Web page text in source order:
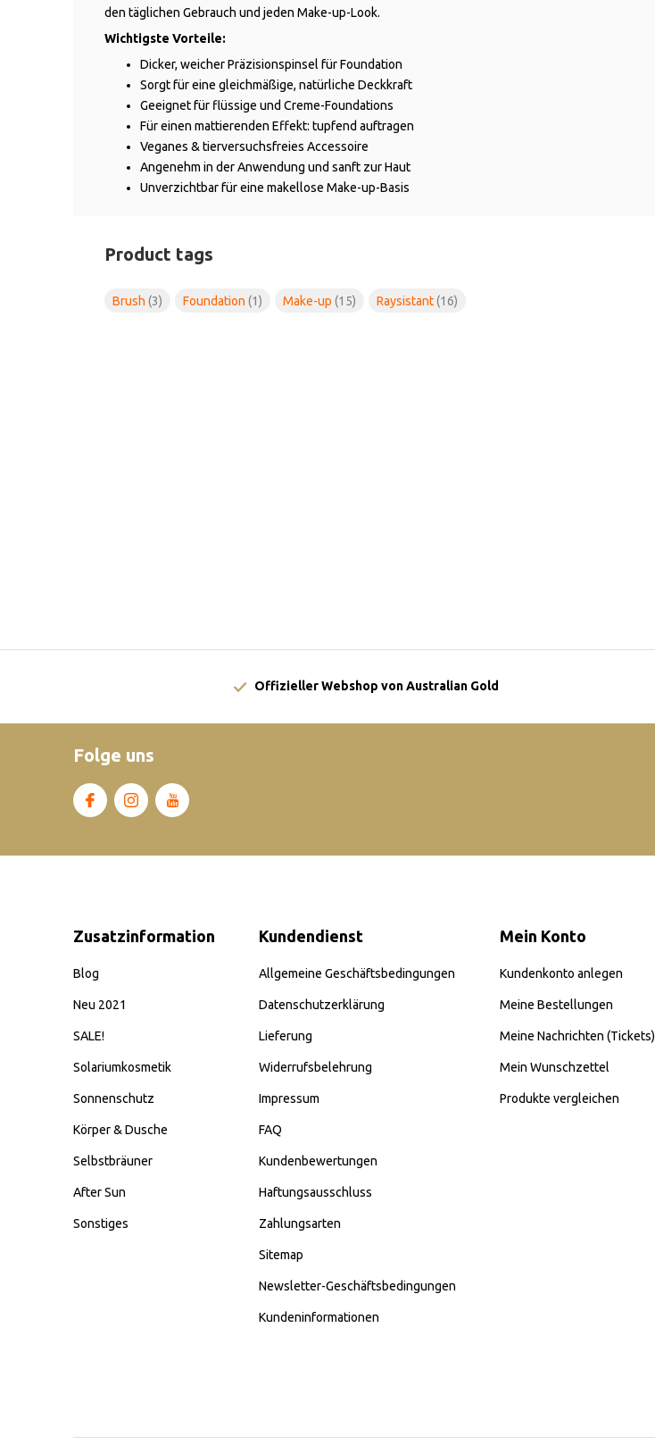
den täglichen Gebrauch und jeden Make-up-Look.
Wichtigste Vorteile:
Dicker, weicher Präzisionspinsel für Foundation
Sorgt für eine gleichmäßige, natürliche Deckkraft
Geeignet für flüssige und Creme-Foundations
Für einen mattierenden Effekt: tupfend auftragen
Veganes & tierversuchsfreies Accessoire
Angenehm in der Anwendung und sanft zur Haut
Unverzichtbar für eine makellose Make-up-Basis
Product tags
Brush (3) Foundation (1) Make-up (15) Raysistant(16)
Offizieller Webshop von Australian Gold
Folge uns
Zusatzinformation
Blog
Neu 2021
SALE!
Solariumkosmetik
Sonnenschutz
Körper & Dusche
Selbstbräuner
After Sun
Sonstiges
Kundendienst
Allgemeine Geschäftsbedingungen
Datenschutzerklärung
Lieferung
Widerrufsbelehrung
Impressum
FAQ
Kundenbewertungen
Haftungsausschluss
Zahlungsarten
Sitemap
Newsletter-Geschäftsbedingungen
Kundeninformationen
Mein Konto
Kundenkonto anlegen
Meine Bestellungen
Meine Nachrichten (Tickets)
Mein Wunschzettel
Produkte vergleichen